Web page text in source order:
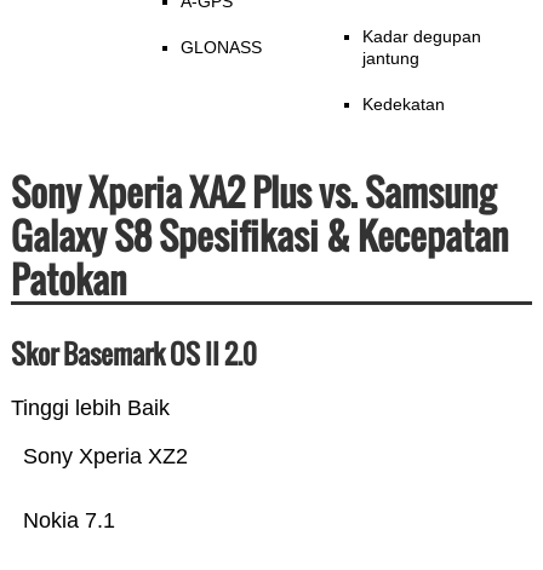
GLONASS
Kadar degupan
jantung
Kedekatan
Sony Xperia XA2 Plus vs. Samsung
Galaxy S8 Spesifikasi & Kecepatan
Patokan
Skor Basemark OS II 2.0
Tinggi lebih Baik
Nokia 7.1
Sony Xperia XZ2